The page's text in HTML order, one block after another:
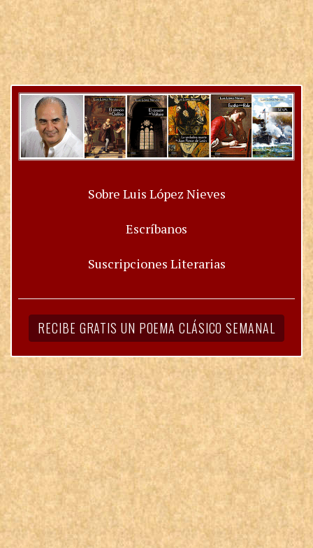
Sobre Luis López Nieves
Escríbanos
Suscripciones Literarias
RECIBE GRATIS UN POEMA CLÁSICO SEMANAL